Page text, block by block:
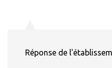
Réponse de